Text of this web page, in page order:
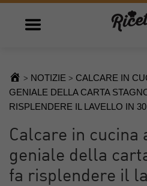
Open main menu
> NOTIZIE > CALCARE IN
GENIALE DELLA CARTA
RISPLENDERE IL LAVELLO IN
Calcare in cucina
geniale della
fa risplendere il